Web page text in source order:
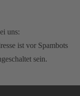
uns:
ist vor Spambots
sein.